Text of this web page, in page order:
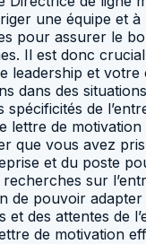
une équipe et à
pour assurer le
Il est donc
leadership et votre
dans des
spécificités de
lettre de motivation
que vous avez
et du poste
sur
de pouvoir
et des attentes de
de motivation